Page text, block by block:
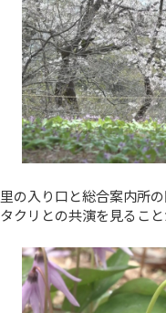
里の入り口と総合案内所
タクリとの共演を見ること